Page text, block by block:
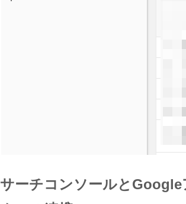
サーチコンソールとGoogle